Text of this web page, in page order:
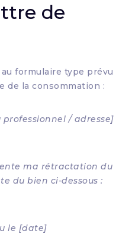
de
formulaire type prévu
de la consommation :
/ adresse]
ma rétractation du
du bien ci-dessous :
le [date]